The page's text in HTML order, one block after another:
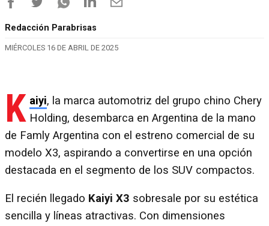
Redacción Parabrisas
MIÉRCOLES 16 DE ABRIL DE 2025
K aiyi, la marca automotriz del grupo chino Chery
Holding, desembarca en Argentina de la mano
de Famly Argentina con el estreno comercial de su
modelo X3, aspirando a convertirse en una opción
destacada en el segmento de los SUV compactos.
El recién llegado Kaiyi X3 sobresale por su estética
sencilla y líneas atractivas. Con dimensiones